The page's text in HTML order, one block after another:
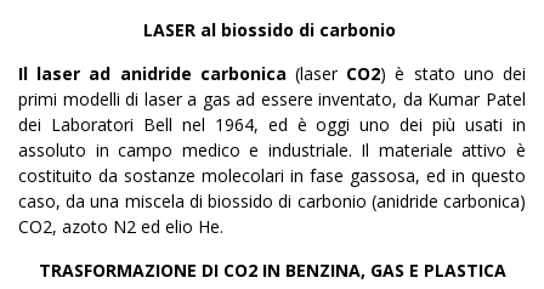
LASER al biossido di carbonio
Il laser ad anidride carbonica (laser CO2) è stato uno dei
primi modelli di laser a gas ad essere inventato, da Kumar Patel
dei Laboratori Bell nel 1964, ed è oggi uno dei più usati in
assoluto in campo medico e industriale. Il materiale attivo è
costituito da sostanze molecolari in fase gassosa, ed in questo
caso, da una miscela di biossido di carbonio (anidride carbonica)
CO2, azoto N2 ed elio He.
TRASFORMAZIONE DI CO2 IN BENZINA, GAS E PLASTICA